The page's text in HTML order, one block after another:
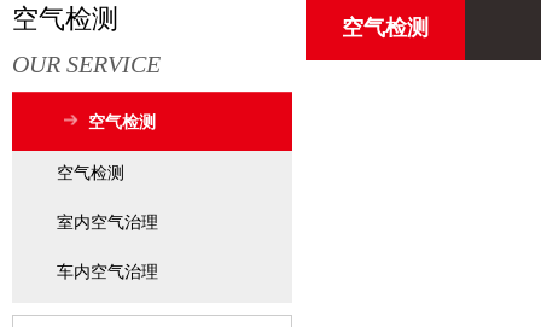
空气检测
空气检测
OUR SERVICE
空气检测
空气检测
室内空气治理
车内空气治理